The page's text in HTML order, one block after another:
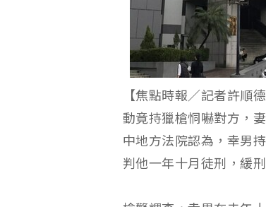
【焦點時報／記者許順
動竟持獵槍恫嚇對方，
中地方法院認為，幸男
判他一年十月徒刑，緩